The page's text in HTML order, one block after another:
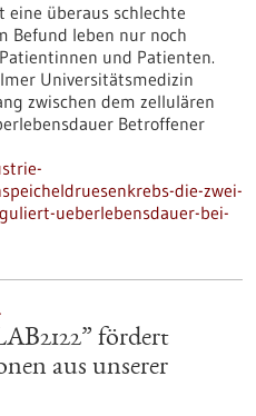
eine überaus schlechte
Befund leben nur noch
und Patienten.
Universitätsmedizin
zwischen dem zellulären
Betroffener
die-zwei-
ueberlebensdauer-bei-
fördert
aus unserer